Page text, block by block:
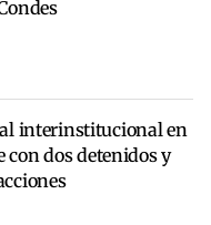
interinstitucional en
con dos detenidos y